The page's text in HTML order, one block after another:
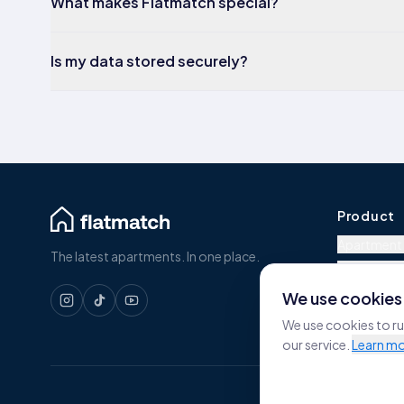
We use cookies
We use cookies to
our service. Learn
Is my data stored securely?
The latest apartments. In one place.
Product
About
Pricing